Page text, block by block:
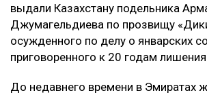
выдали Казахстану подельника
Джумагельдиева по прозвищу
осужденного по делу о январских
приговоренного к 20 годам
До недавнего времени в Эмиратах